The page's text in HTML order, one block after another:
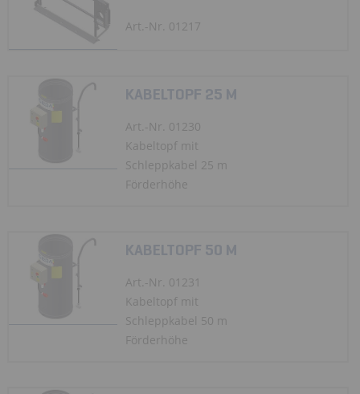
Art.-Nr. 01217
KABELTOPF 25 M
Art.-Nr. 01230
Kabeltopf mit
Schleppkabel 25 m
Förderhöhe
KABELTOPF 50 M
Art.-Nr. 01231
Kabeltopf mit
Schleppkabel 50 m
Förderhöhe